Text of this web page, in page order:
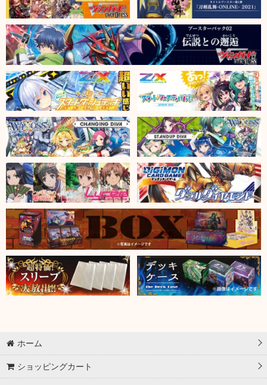
ホーム
ショッピングカート